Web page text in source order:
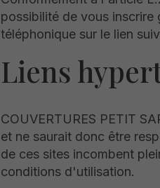
possibilité de vous
téléphonique sur le lien
Liens
COUVERTURES PETIT
et ne saurait donc être
de ces sites incombent
conditions d'utilisation.